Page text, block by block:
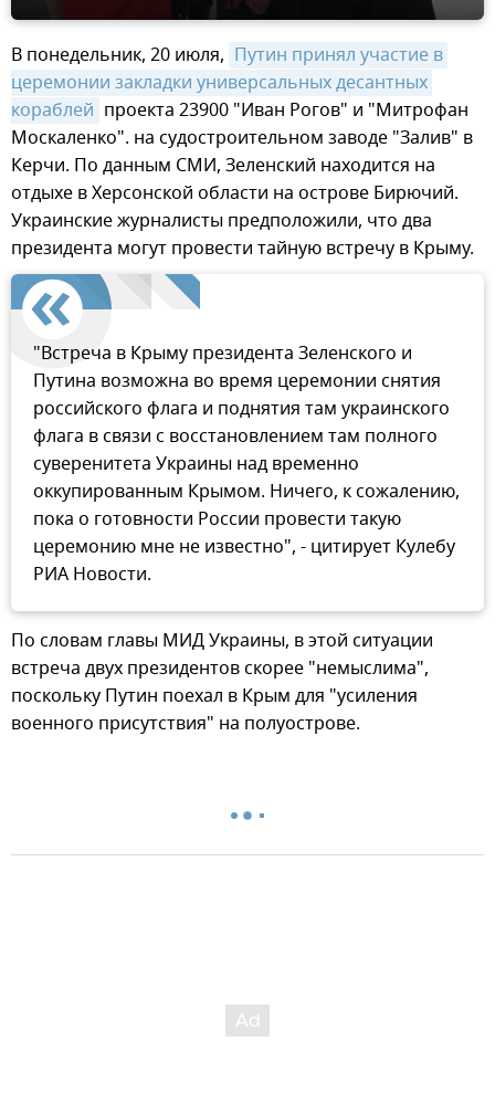
В понедельник, 20 июля, Путин принял участие в
церемонии закладки универсальных десантных
кораблей проекта 23900 "Иван Рогов" и "Митрофан
Москаленко". на судостроительном заводе "Залив" в
Керчи. По данным СМИ, Зеленский находится на
отдыхе в Херсонской области на острове Бирючий.
Украинские журналисты предположили, что два
президента могут провести тайную встречу в Крыму.
"Встреча в Крыму президента Зеленского и
Путина возможна во время церемонии снятия
российского флага и поднятия там украинского
флага в связи с восстановлением там полного
суверенитета Украины над временно
оккупированным Крымом. Ничего, к сожалению,
пока о готовности России провести такую
церемонию мне не известно", - цитирует Кулебу
РИА Новости.
По словам главы МИД Украины, в этой ситуации
встреча двух президентов скорее "немыслима",
поскольку Путин поехал в Крым для "усиления
военного присутствия" на полуострове.